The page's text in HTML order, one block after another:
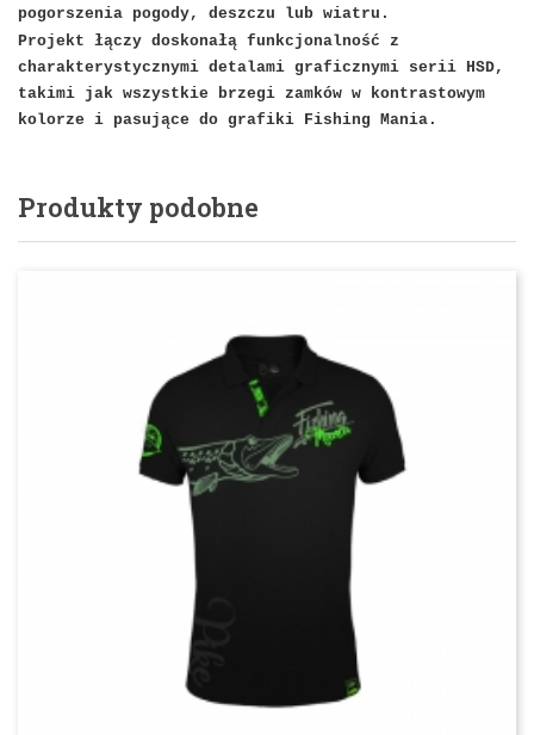
pogorszenia pogody, deszczu lub wiatru.
Projekt łączy doskonałą funkcjonalność z
charakterystycznymi detalami graficznymi serii HSD,
takimi jak wszystkie brzegi zamków w kontrastowym
kolorze i pasujące do grafiki Fishing Mania.
Produkty podobne